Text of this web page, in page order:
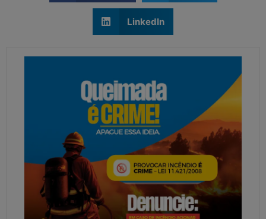
LinkedIn